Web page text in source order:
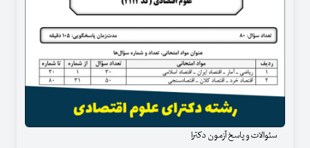
سئوالات و پاسخ آزمون دکترا